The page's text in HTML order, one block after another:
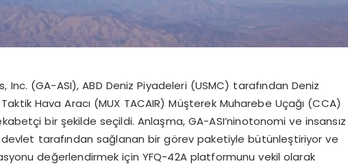
, Inc. (GA-ASI), ABD Deniz Piyadeleri (USMC) tarafından Deniz
Hava Aracı (MUX TACAIR)Müşterek Muharebe Uçağı (CCA)
bir şekilde seçildi. Anlaşma, GA-ASI’ninotonomi ve insansız
devlet tarafından sağlanan bir görev paketiyle bütünleştiriyor ve
değerlendirmek için YFQ-42A platformunu vekil olarak